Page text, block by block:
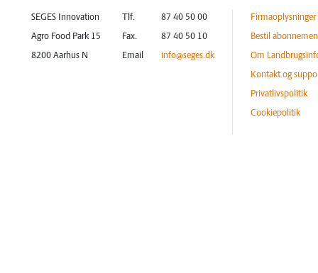
SEGES Innovation
Agro Food Park 15
8200 Aarhus N
Tlf.
87 40 50 00
Fax.
87 40 50 10
Email
info@seges.dk
Firmaoplysninger
Bestil
Om
Kontakt og
Privatlivspolitik
Cookiepolitik